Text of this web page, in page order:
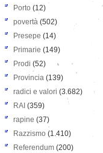
Porto (12)
povertà (502)
Presepe (14)
Primarie (149)
Prodi (52)
Provincia (139)
radici e valori (3.682)
RAI (359)
rapine (37)
Razzismo (1.410)
Referendum (200)